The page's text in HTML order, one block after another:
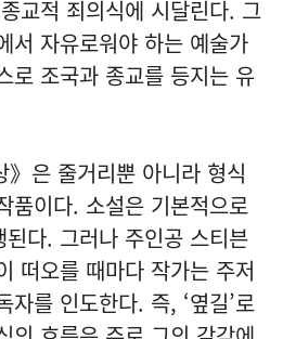
교적 죄의식에 시달린다. 그
서 자유로워야 하는 예술가
로 조국과 종교를 등지는 유
》은 줄거리뿐 아니라 형식
품이다. 소설은 기본적으로
다. 그러나 주인공 스티븐
떠오를 때마다 작가는 주저
자를 인도한다. 즉, ‘옆길’로